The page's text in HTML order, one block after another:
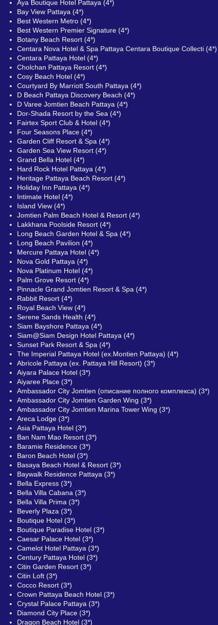
Aya Boutique Hotel Pattaya (4*)
Bay View Pattaya (4*)
Best Western Metro (4*)
Best Western Premier Signature (4*)
Botany Beach Resort (4*)
Centara Nova Hotel & Spa Pattaya Centara Boutique Collecti (4*)
Centara Pattaya Hotel (4*)
Cholchan Pattaya Resort (4*)
Cosy Beach Hotel (4*)
Courtyard By Marriott South Pattaya (4*)
D Beach Pattaya Discovery Beach (4*)
D Varee Jomtien Beach Pattaya (4*)
Dor-Shada Resort by the Sea (4*)
Fairtex Sport Club & Hotel (4*)
Four Seasons Place (4*)
Garden Cliff Resort & Spa (4*)
Garden Sea View Resort (4*)
Grand Bella Hotel (4*)
Hard Rock Hotel Pattaya (4*)
Heritage Pattaya Beach Resort (4*)
Holiday Inn Pattaya (4*)
Intimate Hotel (4*)
Island View (4*)
Jomtien Palm Beach Hotel & Resort (4*)
Lakkhana Poolside Resort (4*)
Long Beach Garden Hotel & Spa (4*)
Long Beach Pavilion (4*)
Mercure Pattaya Hotel (4*)
Nova Gold Pattaya (4*)
Nova Platinum Hotel (4*)
Palm Grove Resort (4*)
Pinnacle Grand Jomtien Resort & Spa (4*)
Rabbit Resort (4*)
Royal Beach View (4*)
Serene Sands Health (4*)
Siam Bayshore Pattaya (4*)
Siam@Siam Design Hotel Pattaya (4*)
Sunset Park Resort & Spa (4*)
The Imperial Pattaya Hotel (ex.Montien Pattaya) (4*)
Abricole Pattaya (ex. Pattaya Hill Resort) (3*)
Aiyara Palace Hotel (3*)
Aiyaree Place (3*)
Ambassador City Jomtien (описание полного комплекса) (3*)
Ambassador City Jomtien Garden Wing (3*)
Ambassador City Jomtien Marina Tower Wing (3*)
Areca Lodge (3*)
Asia Pattaya Hotel (3*)
Ban Nam Mao Resort (3*)
Baramie Residence (3*)
Baron Beach Hotel (3*)
Basaya Beach Hotel & Resort (3*)
Baywalk Residence Pattaya (3*)
Bella Express (3*)
Bella Villa Cabana (3*)
Bella Villa Prima (3*)
Beverly Plaza (3*)
Boutique Hotel (3*)
Boutique Paradise Hotel (3*)
Caesar Palace Hotel (3*)
Camelot Hotel Pattaya (3*)
Century Pattaya Hotel (3*)
Citin Garden Resort (3*)
Citin Loft (3*)
Cocco Resort (3*)
Crown Pattaya Beach Hotel (3*)
Crystal Palace Pattaya (3*)
Diamond City Place (3*)
Dragon Beach Hotel (3*)